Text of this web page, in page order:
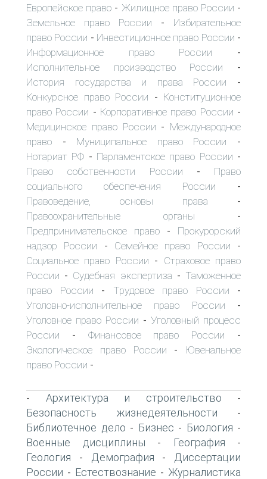
Европейское право - Жилищное право России -
Земельное право России - Избирательное
право России - Инвестиционное право России -
Информационное право России -
Исполнительное производство России -
История государства и права России -
Конкурсное право России - Конституционное
право России - Корпоративное право России -
Медицинское право России - Международное
право - Муниципальное право России -
Нотариат РФ - Парламентское право России -
Право собственности России - Право
социального обеспечения России -
Правоведение, основы права -
Правоохранительные органы -
Предпринимательское право - Прокурорский
надзор России - Семейное право России -
Социальное право России - Страховое право
России - Судебная экспертиза - Таможенное
право России - Трудовое право России -
Уголовно-исполнительное право России -
Уголовное право России - Уголовный процесс
России - Финансовое право России -
Экологическое право России -
Ювенальное
право России -
- Архитектура и строительство -
Безопасность жизнедеятельности -
Библиотечное дело - Бизнес - Биология -
Военные дисциплины - География -
Геология - Демография -
Диссертации
России - Естествознание - Журналистика